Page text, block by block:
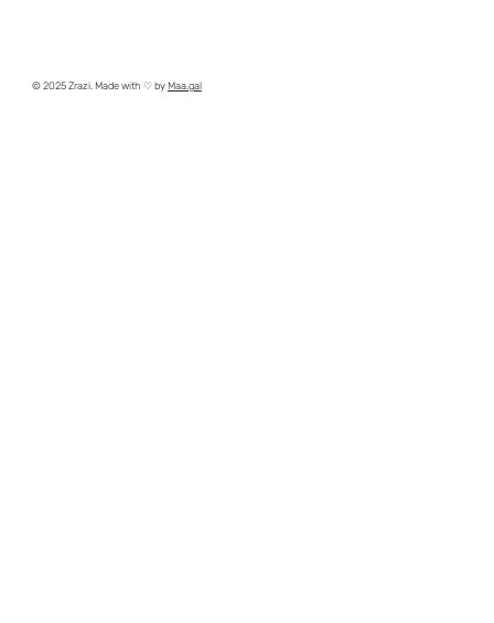
© 2025 Zrazi. Made with ♡ byMaa.gal